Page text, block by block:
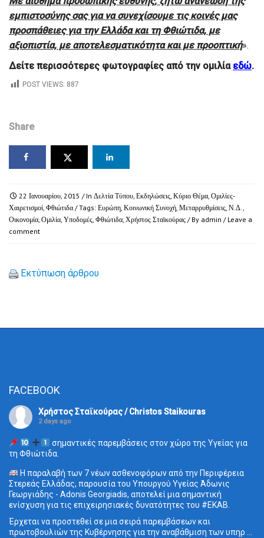
εμπιστοσύνης σας για να συνεχίσουμε τις κοινές μας
προσπάθειες για την Ελλάδα και τη Φθιώτιδα, με
αξιοπιστία, με αποτελεσματικότητα και με προοπτική».
Δείτε περισσότερες φωτογραφίες από την ομιλία εδώ.
POST VIEWS: 887
Share
22 Ιανουαρίου, 2015 / In Δελτία Τύπου Εκδηλώσεις Κύριο Θέμα Ομιλίες-
Χαιρετισμοί Φθιώτιδα / Tags: Ευρώπη Κοινωνική Συνοχή Μεταρρυθμίσεις Ν.Δ.
Οικονομία Ομιλία Υποδομές Φθιώτιδα Χρήστος Σταϊκούρας / By admin / Leave a
comment
Εκτύπωση άρθρου
FACEBOOK
Χρήστος Σταϊκούρας / Christos Staikouras
2 days ago
σημαντικές παρεμβάσεις στον χώρο της Υγείας για
τη Φθιώτιδα.
Η παραλαβή των 7 νέων ασθενοφόρων από την Περιφέρεια
Στερεάς Ελλάδας, παρουσία του Υπουργού Υγείας Άδωνις
Γεωργιάδης - Adonis Georgiadis, αποτελεί μια σημαντική
ενίσχυση για τις επιχειρησιακές δυνατότητες του #ΕΚΑΒ
Έρχεται να προστεθεί σε μια σειρά παρεμβάσεων και
πρωτοβουλιών της Κυβέρνησης για την αναβάθμιση των υπηρ